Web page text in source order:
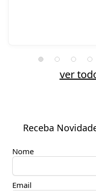
ver
Receba
Nome
Email